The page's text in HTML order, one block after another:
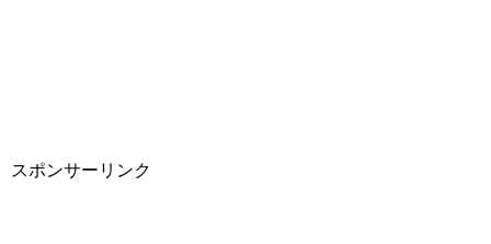
スポンサーリンク